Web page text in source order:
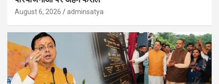
August 6, 2026 adminsatya